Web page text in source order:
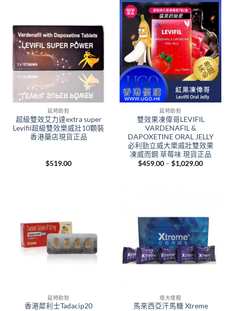
延時助勃
超級雙效艾力達extra super
Levifil超級雙效樂威壯10顆裝
香港藥店現貨正品
$519.00
延時助勃
雙效果凍偉哥LEVIFIL
VARDENAFIL &
DAPOXETINE ORAL JELLY
必利勁立威大樂威壯雙效果
凍威而鋼 草莓味 現貨正品
$459.00 – $1,029.00Price
延時助勃
香港犀利士Tadacip20
增大增粗
馬來西亞汗馬糖 Xtreme